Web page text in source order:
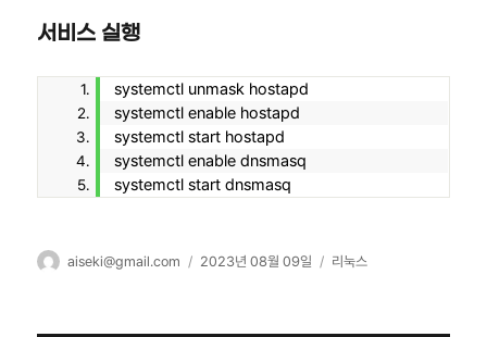
서비스 실행
systemctl unmask hostapd
systemctl enable hostapd
systemctl start hostapd
systemctl enable dnsmasq
systemctl start dnsmasq
글
aiseki@gmail.com
작
2023년 08월 09일
카
리눅스